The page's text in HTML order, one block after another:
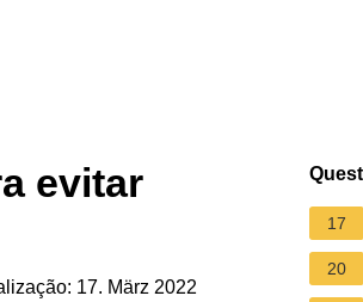
evitar
17. März 2022
17
20